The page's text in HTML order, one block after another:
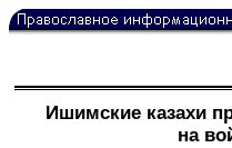
Ишимские казахи
на